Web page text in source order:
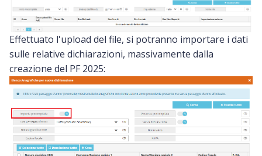
Effettuato l'upload del file, si potranno importare i dati
sulle relative dichiarazioni, massivamente dalla
creazione del PF 2025: